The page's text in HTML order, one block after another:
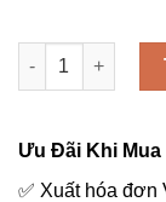
MN 48 số lượng
Ưu Đãi Khi Mua
✅ Xuất hóa đơn